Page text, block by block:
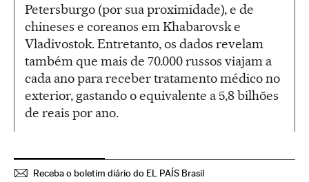
Petersburgo (por sua proximidade), e de
chineses e coreanos em Khabarovsk e
Vladivostok. Entretanto, os dados revelam
também que mais de 70.000 russos viajam a
cada ano para receber tratamento médico no
exterior, gastando o equivalente a 5,8 bilhões
de reais por ano.
Receba o boletim diário do EL PAÍS Brasil